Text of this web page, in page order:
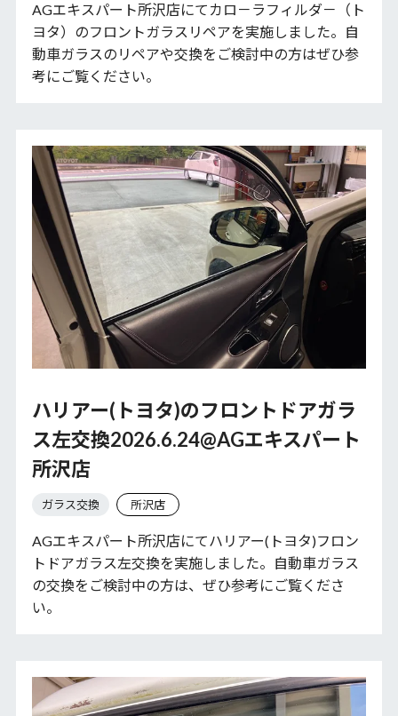
AGエキスパート所沢店にてカロ－ラフィルダ－（ト
ヨタ）のフロントガラスリペアを実施しました。自
動車ガラスのリペアや交換をご検討中の方はぜひ参
考にご覧ください。
ハリアー(トヨタ)のフロントドアガラ
ス左交換2026.6.24@AGエキスパート
所沢店
ガラス交換 所沢店
AGエキスパート所沢店にてハリアー(トヨタ)フロン
トドアガラス左交換を実施しました。自動車ガラス
の交換をご検討中の方は、ぜひ参考にご覧くださ
い。